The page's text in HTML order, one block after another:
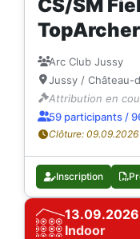
CS/SM
TopArcher
Arc Club Jussy
Jussy / Château-
Attribution en
59 participants /
Clôture:
Inscription
13.09.2026
Indoor